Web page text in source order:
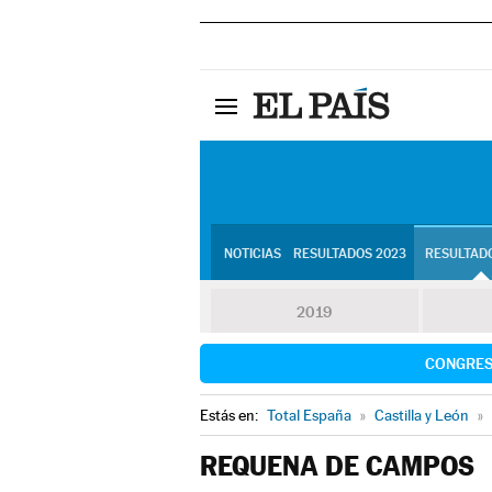
NOTICIAS RESULTADOS 2023
2019
Estás en: Total España » Castilla y León »
REQUENA DE CAMPOS